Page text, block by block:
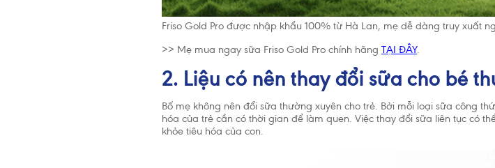
Friso Gold Pro được nhập khẩu 100% từ Hà Lan, mẹ dễ dàng truy xuất
>> Mẹ mua ngay sữa Friso Gold Pro chính hãng TẠI ĐÂY.
2. Liệu có nên thay đổi sữa cho bé
Bố mẹ không nên đổi sữa thường xuyên cho trẻ. Bởi mỗi loại sữa công
hóa của trẻ cần có thời gian để làm quen. Việc thay đổi sữa liên tục có
khỏe tiêu hóa của con.